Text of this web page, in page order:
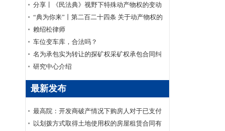
分享丨《民法典》视野下特殊动产物权的变动
与公示
“典为你来”丨第二百二十四条 关于动产物权的
变动以交付作为生效要件的原则性规定
赖绍松律师
车位变车库，合法吗？
名为承包实为转让的探矿权采矿权承包合同纠
纷案
研究中心介绍
最新发布
最高院：开发商破产情况下购房人对于已支付
购房款的商品房买卖合同可否要求继续履行？
以划拨方式取得土地使用权的房屋租赁合同有